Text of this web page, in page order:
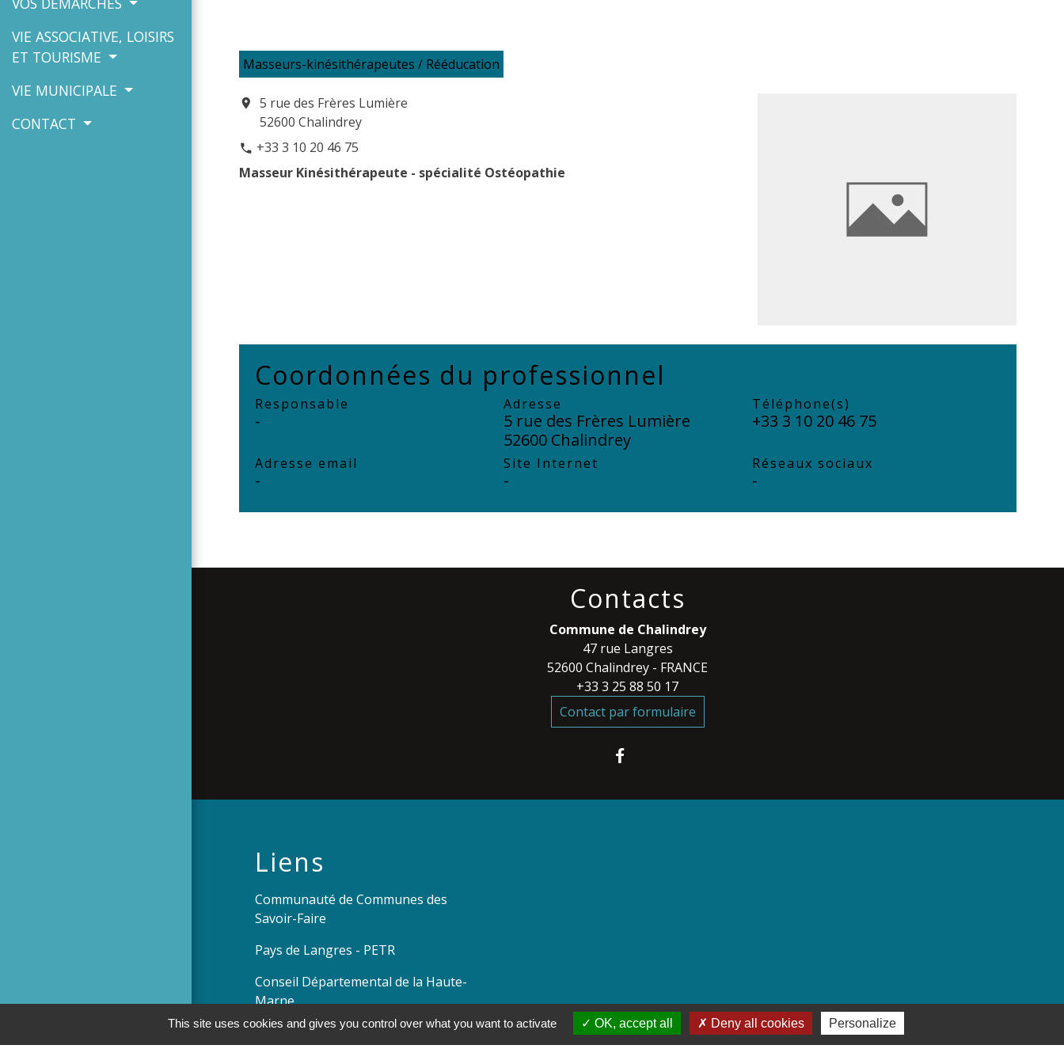
VIE ASSOCIATIVE, LOISIRS
ET TOURISME
VIE MUNICIPALE
CONTACT
Masseurs-kinésithérapeutes / Rééducation
location_on
5 rue des Frères Lumière
52600 Chalindrey
phone +33 3 10 20 46 75
Masseur Kinésithérapeute - spécialité Ostéopathie
Coordonnées du professionnel
Responsable
-
Adresse
5 rue des Frères Lumière
52600 Chalindrey
Téléphone(s)
+33 3 10 20 46 75
Adresse email
-
Site Internet
-
Réseaux sociaux
-
Contacts
Commune de Chalindrey
47 rue Langres
52600 Chalindrey - FRANCE
+33 3 25 88 50 17
Contact par formulaire
Liens
Communauté de Communes des
Savoir-Faire
Pays de Langres - PETR
Conseil Départemental de la Haute-
Marne
Préfecture de la Haute-Marne
This site uses cookies and gives you control over what you want to activate OK, accept all Deny all cookies Personalize